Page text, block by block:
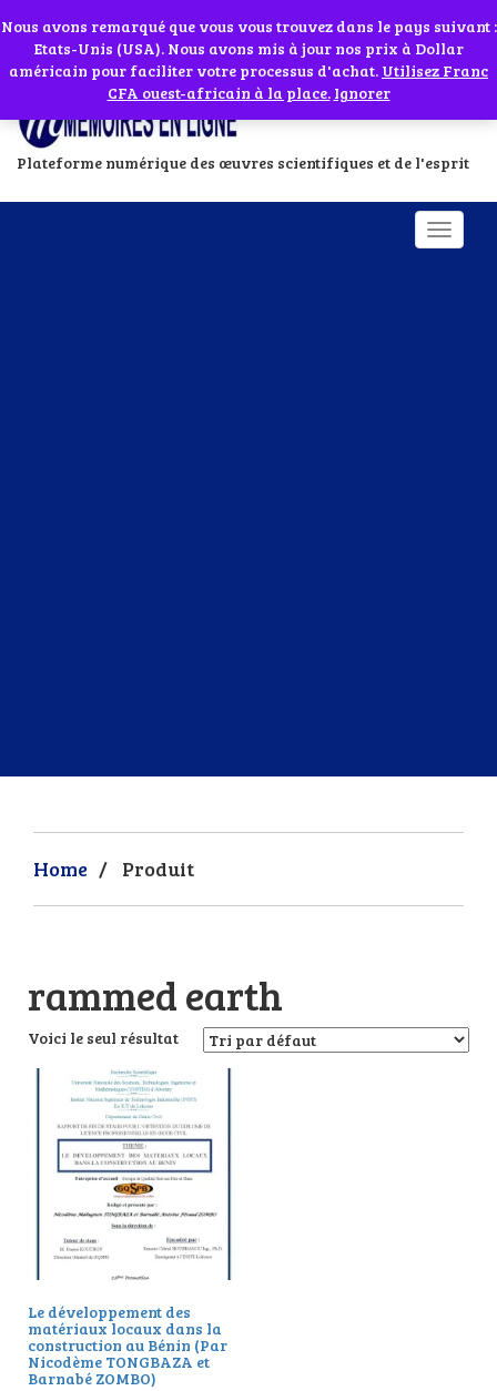
Abonnes toi à notre chaîne WhatsApp en cliquant sur l'icône en face
Plateforme numérique des œuvres scientifiques et de l'esprit
Home / Produit
rammed earth
Voici le seul résultat
Le développement des
matériaux locaux dans la
construction au Bénin (Par
Nicodème TONGBAZA et
Barnabé ZOMBO)
Si vous avez besoin d'assistance Contactez-nous par WhatsApp au
+229 01 95 33 60 26Ignorer
Nous avons remarqué que vous vous trouvez dans le pays suivant :
Etats-Unis (USA). Nous avons mis à jour nos prix à Dollar
américain pour faciliter votre processus d'achat. Utilisez Franc
CFA ouest-africain à la place. Ignorer